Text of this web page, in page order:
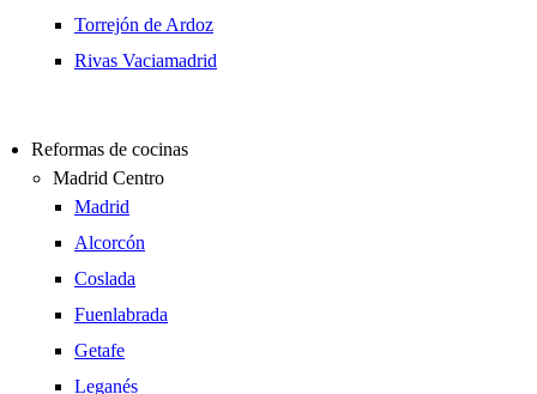
Torrejón de Ardoz
Rivas Vaciamadrid
Reformas de cocinas
Madrid Centro
Madrid
Alcorcón
Coslada
Fuenlabrada
Getafe
Leganés